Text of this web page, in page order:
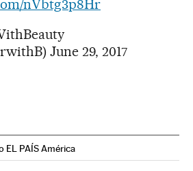
nVbtg3p8Hr
June 29, 2017
EL PAÍS América